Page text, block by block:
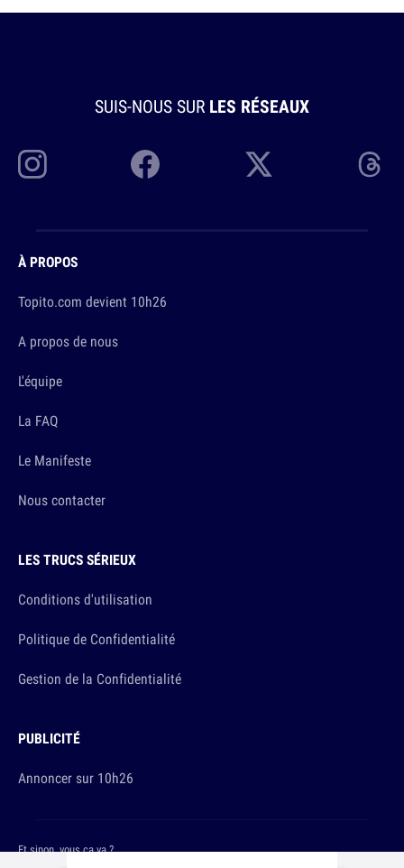
SUIS-NOUS SUR LES RÉSEAUX
À PROPOS
Topito.com devient 10h26
A propos de nous
L'équipe
La FAQ
Le Manifeste
Nous contacter
LES TRUCS SÉRIEUX
Conditions d'utilisation
Politique de Confidentialité
Gestion de la Confidentialité
PUBLICITÉ
Annoncer sur 10h26
Et sinon, vous ça va ?